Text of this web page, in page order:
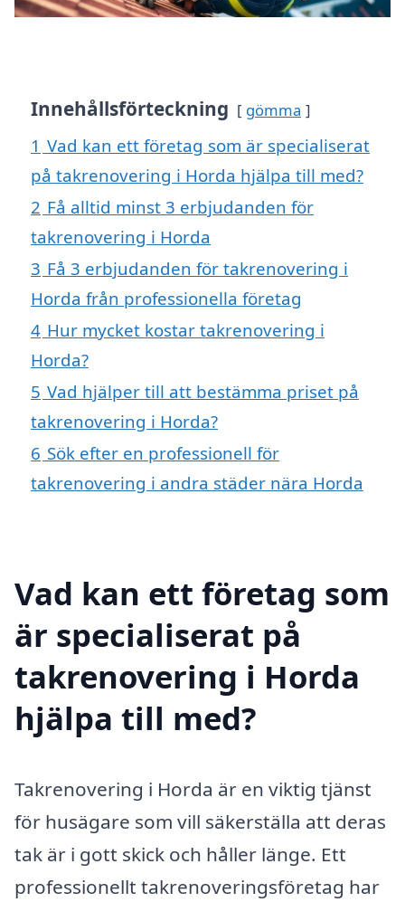
Innehållsförteckning gömma
1 Vad kan ett företag som är specialiserat
på takrenovering i Horda hjälpa till med?
2 Få alltid minst 3 erbjudanden för
takrenovering i Horda
3 Få 3 erbjudanden för takrenovering i
Horda från professionella företag
4 Hur mycket kostar takrenovering i
Horda?
5 Vad hjälper till att bestämma priset på
takrenovering i Horda?
6 Sök efter en professionell för
takrenovering i andra städer nära Horda
Vad kan ett företag som
är specialiserat på
takrenovering i Horda
hjälpa till med?
Takrenovering i Horda är en viktig tjänst
för husägare som vill säkerställa att deras
tak är i gott skick och håller länge. Ett
professionellt takrenoveringsföretag har